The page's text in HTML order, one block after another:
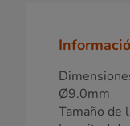
Ø9.0mm
Tamaño de